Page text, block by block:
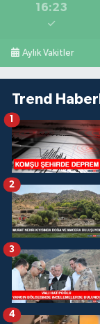
16:23
Aylık Vakitler
Trend
1
2
3
4